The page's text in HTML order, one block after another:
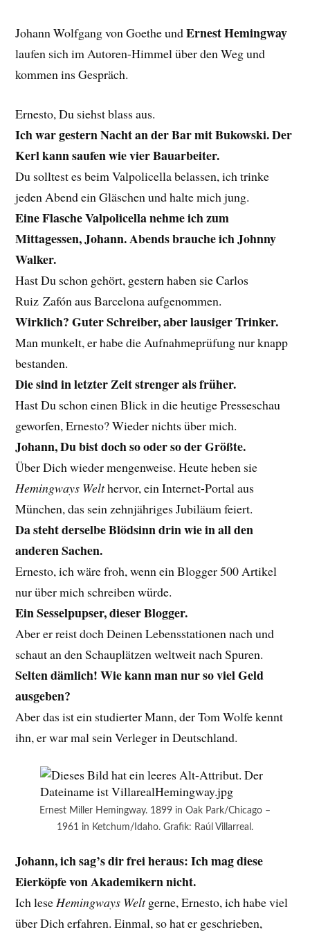
Johann Wolfgang von Goethe undErnest Hemingway
laufen sich im Autoren-Himmel über den Weg und
kommen ins Gespräch.
Ernesto, Du siehst blass aus.
Ich war gestern Nacht an der Bar mit Bukowski. Der
Kerl kann saufen wie vier Bauarbeiter.
Du solltest es beim Valpolicella belassen, ich trinke
jeden Abend ein Gläschen und halte mich jung.
Eine Flasche Valpolicella nehme ich zum
Mittagessen, Johann. Abends brauche ich Johnny
Walker.
Hast Du schon gehört, gestern haben sie Carlos
Ruiz Zafón aus Barcelona aufgenommen.
Wirklich? Guter Schreiber, aber lausiger Trinker.
Man munkelt, er habe die Aufnahmeprüfung nur knapp
bestanden.
Die sind in letzter Zeit strenger als früher.
Hast Du schon einen Blick in die heutige Presseschau
geworfen, Ernesto? Wieder nichts über mich.
Johann, Du bist doch so oder so der Größte.
Über Dich wieder mengenweise. Heute heben sie
Hemingways Welthervor, ein Internet-Portal aus
München, das sein zehnjähriges Jubiläum feiert.
Da steht derselbe Blödsinn drin wie in all den
anderen Sachen.
Ernesto, ich wäre froh, wenn ein Blogger 500 Artikel
nur über mich schreiben würde.
Ein Sesselpupser, dieser Blogger.
Aber er reist doch Deinen Lebensstationen nach und
schaut an den Schauplätzen weltweit nach Spuren.
Selten dämlich! Wie kann man nur so viel Geld
ausgeben?
Aber das ist ein studierter Mann, der Tom Wolfe kennt
ihn, er war mal sein Verleger in Deutschland.
Ernest Miller Hemingway. 1899 in Oak Park/Chicago –
1961 in Ketchum/Idaho. Grafik: Raúl Villarreal.
Johann, ich sag’s dir frei heraus: Ich mag diese
Eierköpfe von Akademikern nicht.
Ich leseHemingways Weltgerne, Ernesto, ich habe viel
über Dich erfahren. Einmal, so hat er geschrieben,